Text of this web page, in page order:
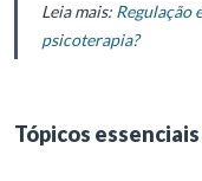
Leia mais: Regulação
psicoterapia?
Tópicos